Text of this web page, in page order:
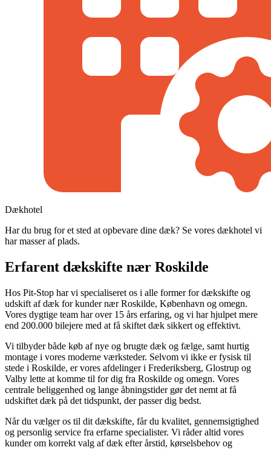
Dækhotel
Har du brug for et sted at opbevare dine dæk? Se vores dækhotel vi
har masser af plads.
Erfarent dækskifte nær Roskilde
Hos Pit-Stop har vi specialiseret os i alle former for dækskifte og
udskift af dæk for kunder nær Roskilde, København og omegn.
Vores dygtige team har over 15 års erfaring, og vi har hjulpet mere
end 200.000 bilejere med at få skiftet dæk sikkert og effektivt.
Vi tilbyder både køb af nye og brugte dæk og fælge, samt hurtig
montage i vores moderne værksteder. Selvom vi ikke er fysisk til
stede i Roskilde, er vores afdelinger i Frederiksberg, Glostrup og
Valby lette at komme til for dig fra Roskilde og omegn. Vores
centrale beliggenhed og lange åbningstider gør det nemt at få
udskiftet dæk på det tidspunkt, der passer dig bedst.
Når du vælger os til dit dækskifte, får du kvalitet, gennemsigtighed
og personlig service fra erfarne specialister. Vi råder altid vores
kunder om korrekt valg af dæk efter årstid, kørselsbehov og